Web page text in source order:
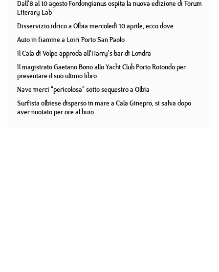
Dall'8 al 10 agosto Fordongianus ospita la nuova edizione di Forum
Literary Lab
Disservizio idrico a Olbia mercoledì 10 aprile, ecco dove
Auto in fiamme a Loiri Porto San Paolo
Il Cala di Volpe approda all'Harry's bar di Londra
Il magistrato Gaetano Bono allo Yacht Club Porto Rotondo per
presentare il suo ultimo libro
Nave merci "pericolosa" sotto sequestro a Olbia
Surfista olbiese disperso in mare a Cala Ginepro, si salva dopo
aver nuotato per ore al buio